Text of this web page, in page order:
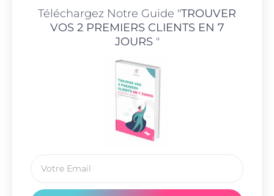
Téléchargez Notre Guide "TROUVER
VOS 2 PREMIERS CLIENTS EN 7
JOURS"